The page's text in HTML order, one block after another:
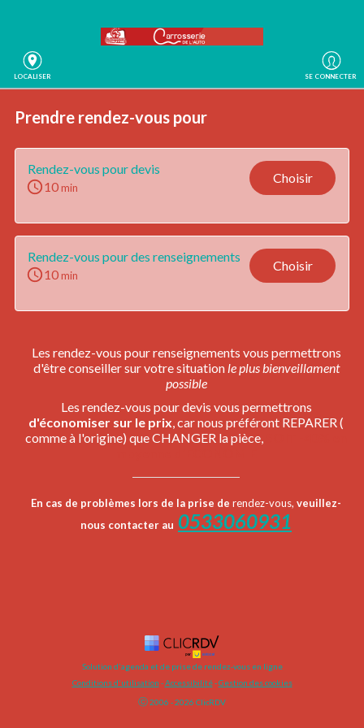
LOCALISER SE CONNECTER
Prendre rendez-vous pour
Choisir
Rendez-vous pour devis
10 min
Choisir
Rendez-vous pour des renseignements
10 min
Les rendez-vous pour renseignements vous permettrons
d'être conseiller sur votre situationle plus bienveillament
possible
Les rendez-vous pour devis vous permettrons
d'économiser sur le prix, car nous préféront REPARER (
comme à l'origine) que CHANGER la pièce,
En cas de problèmes lors de la prise de rendez-vous, veuillez-
nous contacter au 0533060931
Solution d'agenda et de prise de rendez-vous en ligne
Conditions d'utilisation - Accessibilité - Gestion des cookies
ⓒ 2006 - 2026 ClicRDV